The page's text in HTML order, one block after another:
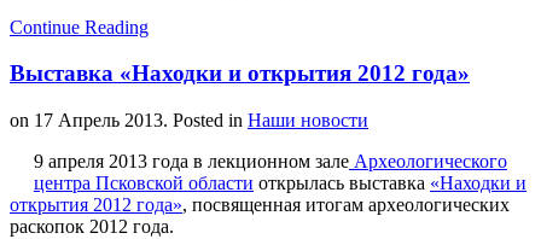
Continue Reading
Выставка «Находки и открытия 2012 года»
on 17 Апрель 2013. Posted in Наши новости
9 апреля 2013 года в лекционном зале Археологического
центра Псковской области открылась выставка «Находки и
открытия 2012 года», посвященная итогам археологических
раскопок 2012 года.